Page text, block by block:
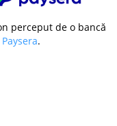
perceput de o bancă
.